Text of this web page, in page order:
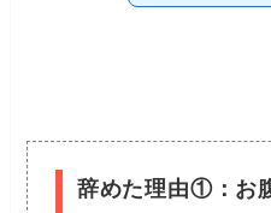
辞めた理由①：お